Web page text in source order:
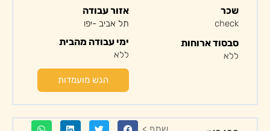
שכר
check
סבסוד ארוחות
ללא
אזור עבודה
תל אביב -יפו
ימי עבודה מהבית
ללא
הגש מועמדות